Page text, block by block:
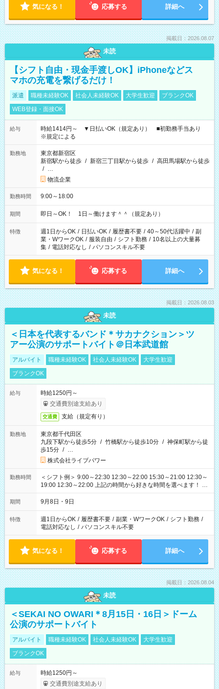
気になる！ 応募する 詳細へ
掲載日：2026.08.07
未読
【シフト自由・現金手渡しOK】iPhoneなどス
マホの充電を繋げるだけ！
派遣 職種未経験OK 社会人未経験OK 大学生歓迎
ブランクOK
WEB登録・面接OK
給与
時給1414円～ ▼日払いOK（規定あり） ■初勤務手当あり
※規定による
勤務地
東京都新宿区
新宿駅から徒歩 / 新宿三丁目駅から徒歩 / 高田馬場駅から徒歩
/ …
物流企業
勤務時間 9:00～18:00
期間 即日～OK！ 1日～働けます＾＾（規定あり）
特徴 週1日からOK / 日払いOK / 履歴書不要 / 40～50代活躍中 / 副
業・WワークOK / 服装自由 / シフト勤務 / 10名以上の大量募
集 / 電話対応なし / パソコンスキル不要
気になる！ 応募する 詳細へ
掲載日：2026.08.03
未読
＜日本を代表するバンド＊サカナクション＞ツ
アー公演のサポートバイト＠日本武道館
アルバイト 職種未経験OK 社会人未経験OK
大学生歓迎
ブランクOK
給与
時給1250円～
交通費別途支給あり
交通費 支給（規定有り）
勤務地
東京都千代田区
九段下駅から徒歩5分 / 竹橋駅から徒歩10分 / 神保町駅から徒
歩15分 / …
株式会社ライブパワー
勤務時間
＜シフト例＞ 9:00～22:30 12:30～22:00 15:30～21:00 12:30～
19:00 12:30～22:00 上記の時間から好きな時間を選べます！ ※
時間は変更となる可能性があります
期間 9月8日・9日
特徴 週1日からOK / 履歴書不要 / 副業・WワークOK / シフト勤務 /
電話対応なし / パソコンスキル不要
気になる！ 応募する 詳細へ
掲載日：2026.08.04
未読
＜SEKAI NO OWARI＊8月15日・16日＞ドーム
公演のサポートバイト
アルバイト 職種未経験OK 社会人未経験OK
大学生歓迎
ブランクOK
給与
時給1250円～
交通費別途支給あり